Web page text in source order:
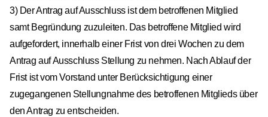
3) Der Antrag auf Ausschluss ist dem betroffenen Mitglied
samt Begründung zuzuleiten. Das betroffene Mitglied wird
aufgefordert, innerhalb einer Frist von drei Wochen zu dem
Antrag auf Ausschluss Stellung zu nehmen. Nach Ablauf der
Frist ist vom Vorstand unter Berücksichtigung einer
zugegangenen Stellungnahme des betroffenen Mitglieds über
den Antrag zu entscheiden.